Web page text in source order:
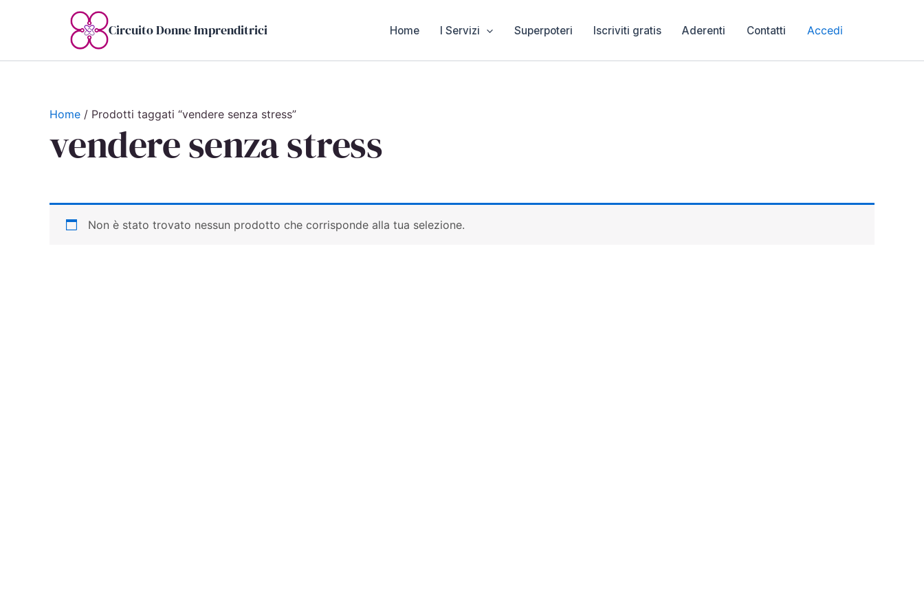
Circuito Donne Imprenditrici Home I Servizi Superpoteri Iscriviti gratis Aderenti Contatti Accedi
Home / Prodotti taggati “vendere senza stress”
vendere senza stress
Non è stato trovato nessun prodotto che corrisponde alla tua selezione.